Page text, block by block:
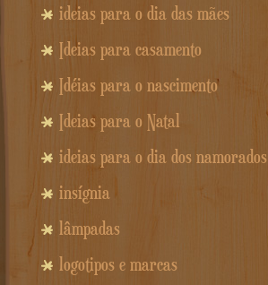
ideias para o dia das mães
Ideias para casamento
Idéias para o nascimento
Ideias para o Natal
ideias para o dia dos namorados
insígnia
lâmpadas
logotipos e marcas